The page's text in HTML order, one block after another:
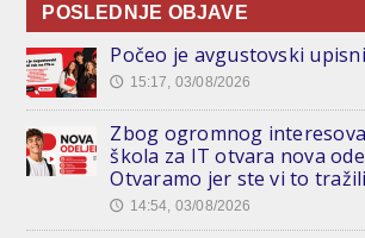
POSLEDNJE OBJAVE
Počeo je avgustovski
🕔 15:17, 03/08/2026
Zbog ogromnog
škola za IT otvara nova
Otvaramo jer ste vi to tražili
🕔 14:54, 03/08/2026